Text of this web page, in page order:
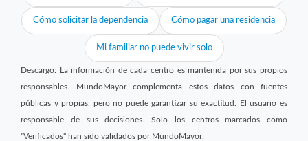
Cómo solicitar la dependencia Cómo pagar una residencia
Mi familiar no puede vivir solo
Descargo: La información de cada centro es mantenida por sus propios
responsables. MundoMayor complementa estos datos con fuentes
públicas y propias, pero no puede garantizar su exactitud. El usuario es
responsable de sus decisiones. Solo los centros marcados como
"Verificados" han sido validados por MundoMayor.